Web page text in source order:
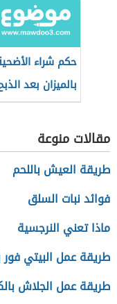
حكم شراء
بالميزان بعد
مقالات منوعة
طريقة العيش باللحم
فوائد نبات السلق
ماذا تعني النرجسية
طريقة عمل البيتي فور
طريقة عمل الجلاش